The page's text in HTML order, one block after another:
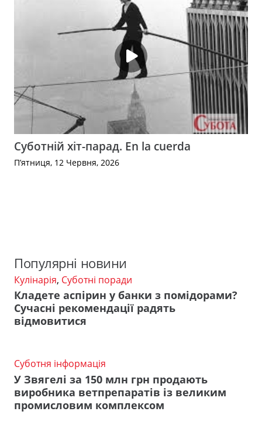
Суботній хіт-парад. En la cuerda
П’ятниця, 12 Червня, 2026
Популярні новини
Кулінарія, Суботні поради
Кладете аспірин у банки з помідорами?
Сучасні рекомендації радять
відмовитися
Суботня інформація
У Звягелі за 150 млн грн продають
виробника ветпрепаратів із великим
промисловим комплексом